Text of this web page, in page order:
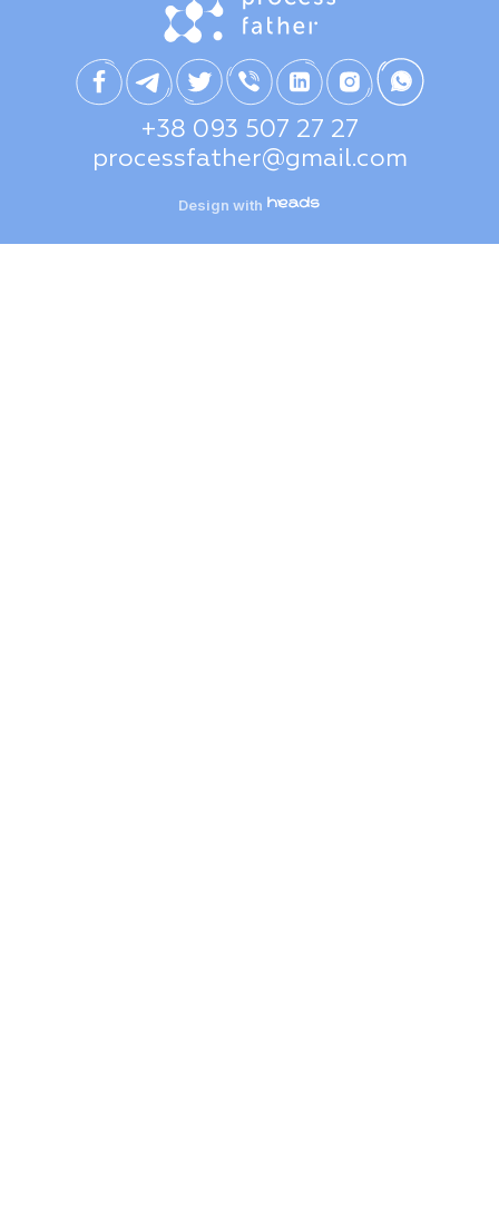
+38 093 507 27 27
processfather@gmail.com
Design with